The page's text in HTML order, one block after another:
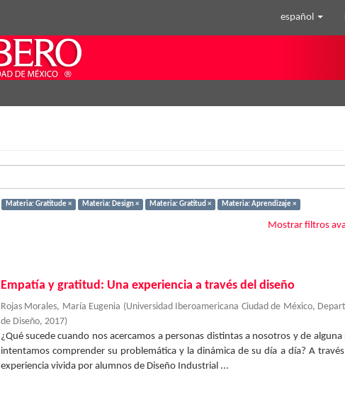
español
Materia: Gratitude × Materia: Design × Materia: Gratitud × Materia: Aprendizaje ×
Mostrar filtros
Empatía y gratitud: Una experiencia a través del diseño
Rojas Morales, María Eugenia (Universidad Iberoamericana Ciudad de México,
de Diseño, 2017)
¿Qué sucede cuando nos acercamos a personas distintas a nosotros y de alguna
intentamos comprender su problemática y la dinámica de su día a día? A
experiencia vivida por alumnos de Diseño Industrial ...